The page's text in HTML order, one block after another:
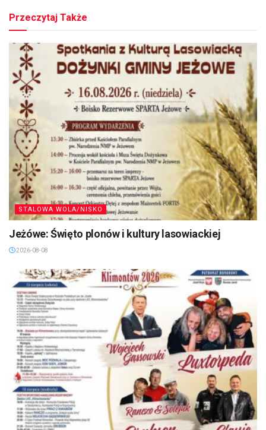
Przeczytaj Także
STALOWA WOLA/NISKO
Jeżówe: Święto plonów i kultury lasowiackiej
2026-08-08